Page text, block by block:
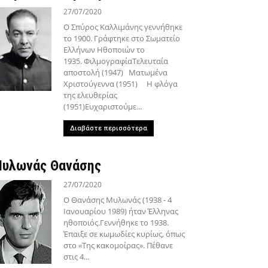
27/07/2020
Ο Σπύρος Καλλιμάνης γεννήθηκε
το 1900. Γράφτηκε στο Σωματείο
Ελλήνων Ηθοποιών το
1935. ΦιλμογραφίαΤελευταία
αποστολή (1947) Ματωμένα
Χριστούγεννα (1951) Η φλόγα
της ελευθερίας
(1951)Ευχαριστούμε...
Διαβάστε περισσότερα
Θανάσης
27/07/2020
Ο Θανάσης Μυλωνάς (1938 - 4
Ιανουαρίου 1989) ήταν Έλληνας
ηθοποιός.Γεννήθηκε το 1938.
Έπαιξε σε κωμωδίες κυρίως, όπως
στο «Της κακομοίρας». Πέθανε
στις 4...